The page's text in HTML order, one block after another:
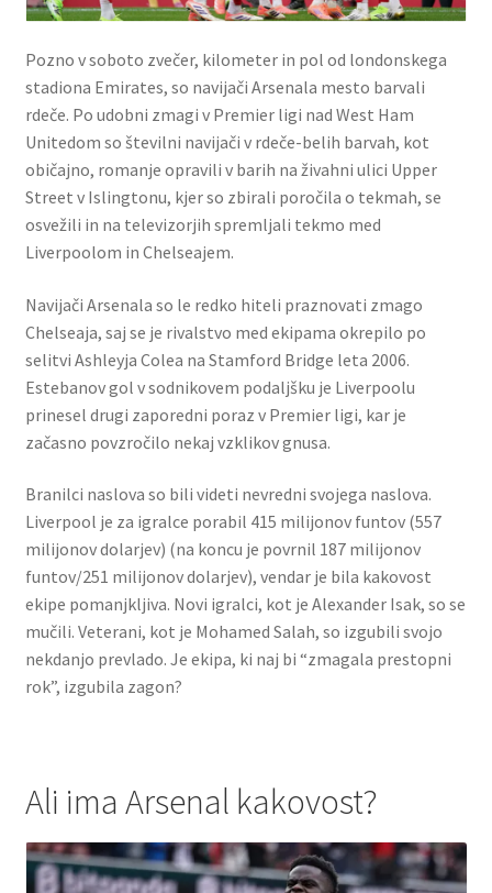
Pozno v soboto zvečer, kilometer in pol od londonskega
stadiona Emirates, so navijači Arsenala mesto barvali
rdeče. Po udobni zmagi v Premier ligi nad West Ham
Unitedom so številni navijači v rdeče-belih barvah, kot
običajno, romanje opravili v barih na živahni ulici Upper
Street v Islingtonu, kjer so zbirali poročila o tekmah, se
osvežili in na televizorjih spremljali tekmo med
Liverpoolom in Chelseajem.
Navijači Arsenala so le redko hiteli praznovati zmago
Chelseaja, saj se je rivalstvo med ekipama okrepilo po
selitvi Ashleyja Colea na Stamford Bridge leta 2006.
Estebanov gol v sodnikovem podaljšku je Liverpoolu
prinesel drugi zaporedni poraz v Premier ligi, kar je
začasno povzročilo nekaj vzklikov gnusa.
Branilci naslova so bili videti nevredni svojega naslova.
Liverpool je za igralce porabil 415 milijonov funtov (557
milijonov dolarjev) (na koncu je povrnil 187 milijonov
funtov/251 milijonov dolarjev), vendar je bila kakovost
ekipe pomanjkljiva. Novi igralci, kot je Alexander Isak, so se
mučili. Veterani, kot je Mohamed Salah, so izgubili svojo
nekdanjo prevlado. Je ekipa, ki naj bi “zmagala prestopni
rok”, izgubila zagon?
Ali ima Arsenal kakovost?